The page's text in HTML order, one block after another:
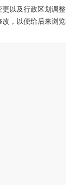
以及行政区划调
，以便给后来浏览